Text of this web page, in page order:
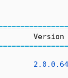
===============
===============
2. 0. 0.